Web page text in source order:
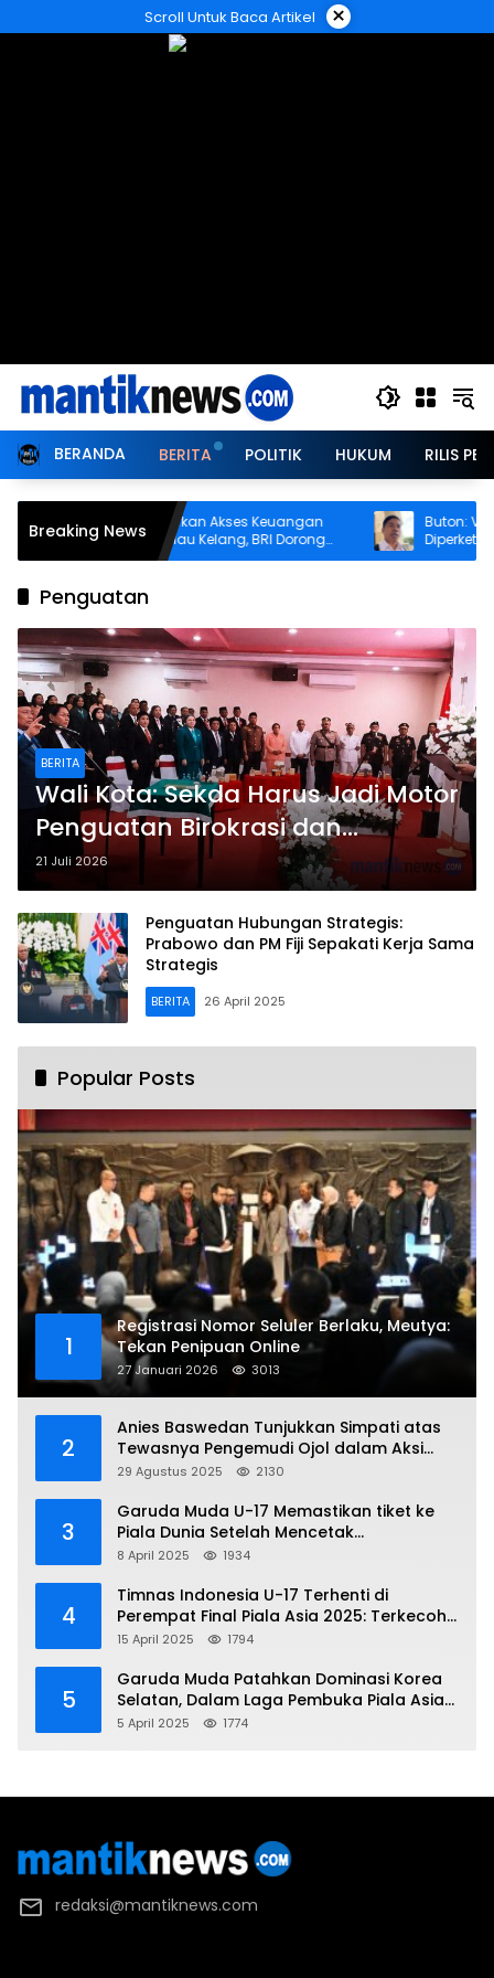
ke
Scroll Untuk Baca Artikel ×
BERANDA BERITA POLITIK HUKUM RILIS
Breaking News
Asti Alimin Hadirkan Akses Keuangan
bagi Warga Pulau Kelang, BRI Dorong
Inklusi hingga Wilayah Kepulauan
Buton:
Diperketat
Penguatan
BERITA
Wali Kota: Sekda Harus Jadi Motor
Penguatan Birokrasi dan
Percepatan Program Prioritas
21 Juli 2026
Penguatan Hubungan Strategis:
Prabowo dan PM Fiji Sepakati Kerja Sama
Strategis
BERITA 26 April 2025
Popular Posts
1
Registrasi Nomor Seluler Berlaku, Meutya:
Tekan Penipuan Online
27 Januari 2026 3013
2
Anies Baswedan Tunjukkan Simpati atas
Tewasnya Pengemudi Ojol dalam Aksi
Demo
29 Agustus 2025 2130
3
Garuda Muda U-17 Memastikan tiket ke
Piala Dunia Setelah Mencetak
Kemenangan Gemilang atas Yaman 4-1 di
8 April 2025 1934
4
Timnas Indonesia U-17 Terhenti di
Perempat Final Piala Asia 2025: Terkecoh
Korea Utara
15 April 2025 1794
5
Garuda Muda Patahkan Dominasi Korea
Selatan, Dalam Laga Pembuka Piala Asia
2025 U-17
5 April 2025 1774
redaksi@mantiknews.com